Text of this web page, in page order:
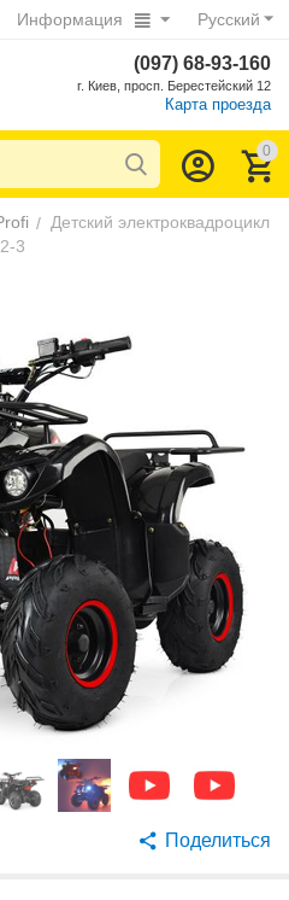
Русский
Информация
(097) 68-93-160
г. Киев, просп. Берестейский 12
Карта проезда
0
/ Детский электроквадроцикл
3
Поделиться